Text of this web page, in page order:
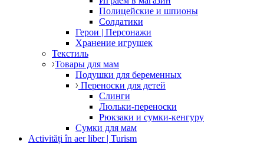
Полицейские и шпионы
Солдатики
Герои | Персонажи
Хранение игрушек
Текстиль
Товары для мам
Подушки для беременных
Переноски для детей
Слинги
Люльки-переноски
Рюкзаки и сумки-кенгуру
Сумки для мам
Activități în aer liber | Turism